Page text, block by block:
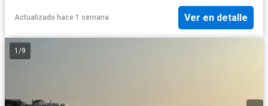
Actualizado hace 1 semana Ver en detalle
1 /9